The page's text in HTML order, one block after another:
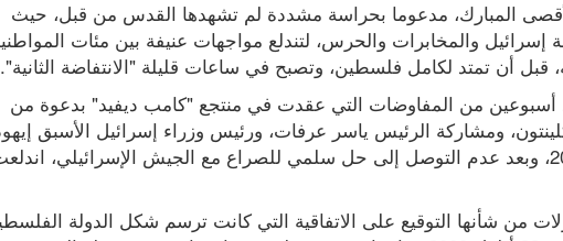
قبل أن تمتد لكامل فلسطين، وتصبح في ساعات قليلة "الانتفاضة الثانية".